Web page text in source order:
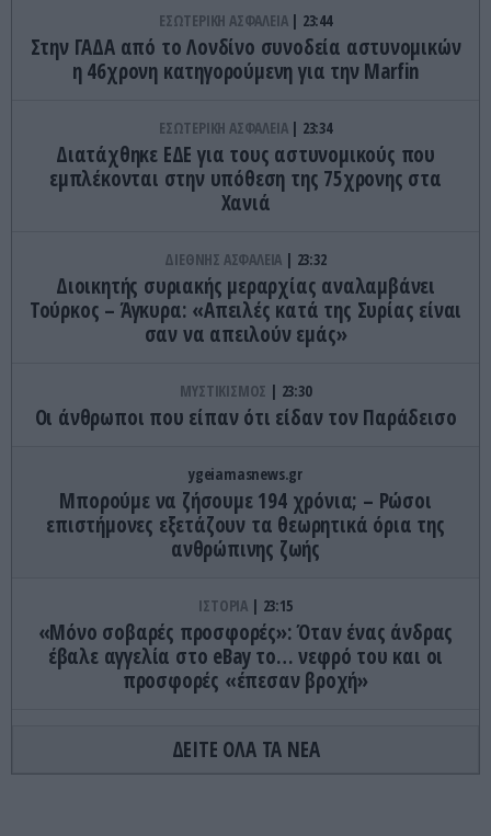
ΕΣΩΤΕΡΙΚΗ ΑΣΦΑΛΕΙΑ 23:44
Στην ΓΑΔΑ από το Λονδίνο συνοδεία αστυνομικών
η 46χρονη κατηγορούμενη για την Marfin
ΕΣΩΤΕΡΙΚΗ ΑΣΦΑΛΕΙΑ 23:34
Διατάχθηκε ΕΔΕ για τους αστυνομικούς που
εμπλέκονται στην υπόθεση της 75χρονης στα
Χανιά
ΔΙΕΘΝΗΣ ΑΣΦΑΛΕΙΑ 23:32
Διοικητής συριακής μεραρχίας αναλαμβάνει
Τούρκος – Άγκυρα: «Απειλές κατά της Συρίας είναι
σαν να απειλούν εμάς»
ΜΥΣΤΙΚΙΣΜΟΣ 23:30
Οι άνθρωποι που είπαν ότι είδαν τον Παράδεισο
ygeiamasnews.gr
Μπορούμε να ζήσουμε 194 χρόνια; – Ρώσοι
επιστήμονες εξετάζουν τα θεωρητικά όρια της
ανθρώπινης ζωής
ΙΣΤΟΡΙΑ 23:15
«Μόνο σοβαρές προσφορές»: Όταν ένας άνδρας
έβαλε αγγελία στο eBay το… νεφρό του και οι
προσφορές «έπεσαν βροχή»
ΚΟΣΜΟΣ 23:11
Τα 600 στρέμματα κληρονομιάς πίσω από το
ΔΕΙΤΕ ΟΛΑ ΤΑ ΝΕΑ